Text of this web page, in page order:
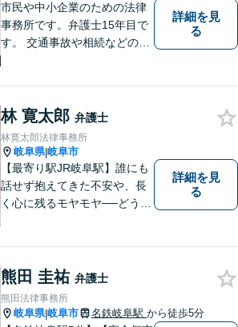
市民や中小企業のための法律
事務所です。弁護士15年目で
す。 交通事故や相続などの相
ました。特に交通事故では多
くの後遺障害事故や死亡事故
を解決してきました。
詳細を見
る
林 寛太郎 弁護士
林寛太郎法律事務所
岐阜県|岐阜市
【最寄り駅JR岐阜駅】誰にも
話せず抱えてきた不安や、長
く心に残るモヤモヤ──どうぞ
一緒に見つけていきます。
【丁寧なヒアリング】【地域
密着型の法律事務所】
詳細を見
る
熊田 圭祐 弁護士
熊田法律事務所
岐阜県|岐阜市 名鉄岐阜駅 から徒歩5分